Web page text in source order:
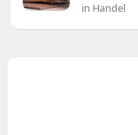
in Handel